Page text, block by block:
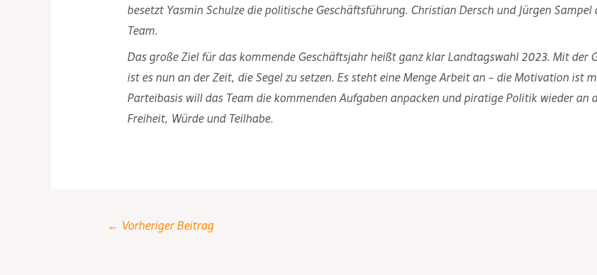
besetzt Yasmin Schulze die politische Geschäftsführung. Christian Dersch und Jürgen
Team.
Das große Ziel für das kommende Geschäftsjahr heißt ganz klar Landtagswahl 2023. Mit der
ist es nun an der Zeit, die Segel zu setzen. Es steht eine Menge Arbeit an – die Motivation ist
Parteibasis will das Team die kommenden Aufgaben anpacken und piratige Politik wieder an
Freiheit, Würde und Teilhabe.
← Vorheriger Beitrag